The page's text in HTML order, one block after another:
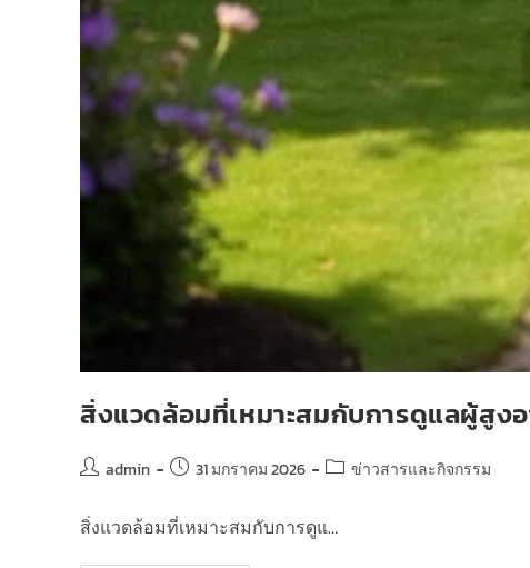
สิ่งแวดล้อมที่เหมาะสมกับการดูแลผู้สูง
admin 31 มกราคม 2026 ข่าวสารและกิจกรรม
สิ่งแวดล้อมที่เหมาะสมกับการดูแ…